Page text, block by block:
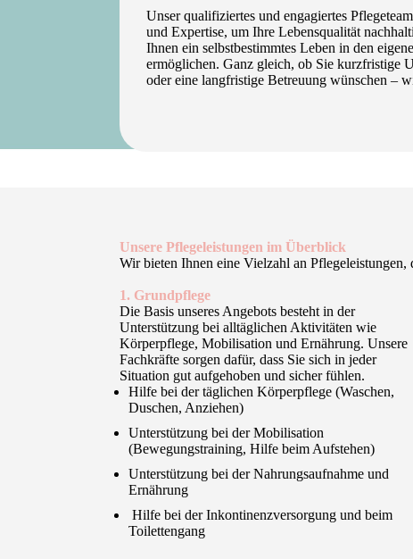
Unser qualifiziertes und engagiertes
und Expertise, um Ihre Lebensqualität
Ihnen ein selbstbestimmtes Leben in den
ermöglichen. Ganz gleich, ob Sie kurzfristige
oder eine langfristige Betreuung wünschen –
Unsere Pflegeleistungen im Überblick
Wir bieten Ihnen eine Vielzahl an
1. Grundpflege
Die Basis unseres Angebots besteht in der
Unterstützung bei alltäglichen Aktivitäten wie
Körperpflege, Mobilisation und Ernährung. Unsere
Fachkräfte sorgen dafür, dass Sie sich in jeder
Situation gut aufgehoben und sicher fühlen.
Hilfe bei der täglichen Körperpflege (Waschen,
Duschen, Anziehen)
Unterstützung bei der Mobilisation
(Bewegungstraining, Hilfe beim Aufstehen)
Unterstützung bei der Nahrungsaufnahme und
Ernährung
Hilfe bei der Inkontinenzversorgung und beim
Toilettengang